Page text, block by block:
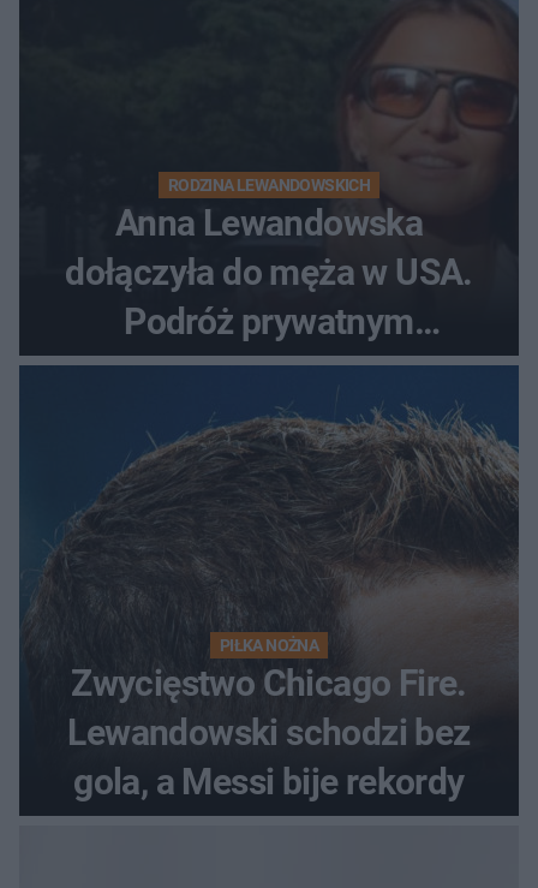
RODZINA LEWANDOWSKICH
Anna Lewandowska
dołączyła do męża w USA.
Podróż prywatnym
odrzutowcem to dopiero
początek!
PIŁKA NOŻNA
Zwycięstwo Chicago Fire.
Lewandowski schodzi bez
gola, a Messi bije rekordy